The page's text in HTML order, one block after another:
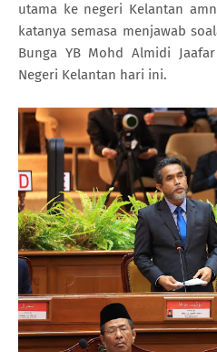
utama ke negeri Kelantan
katanya semasa menjawab
Bunga YB Mohd Almidi
Negeri Kelantan hari ini.